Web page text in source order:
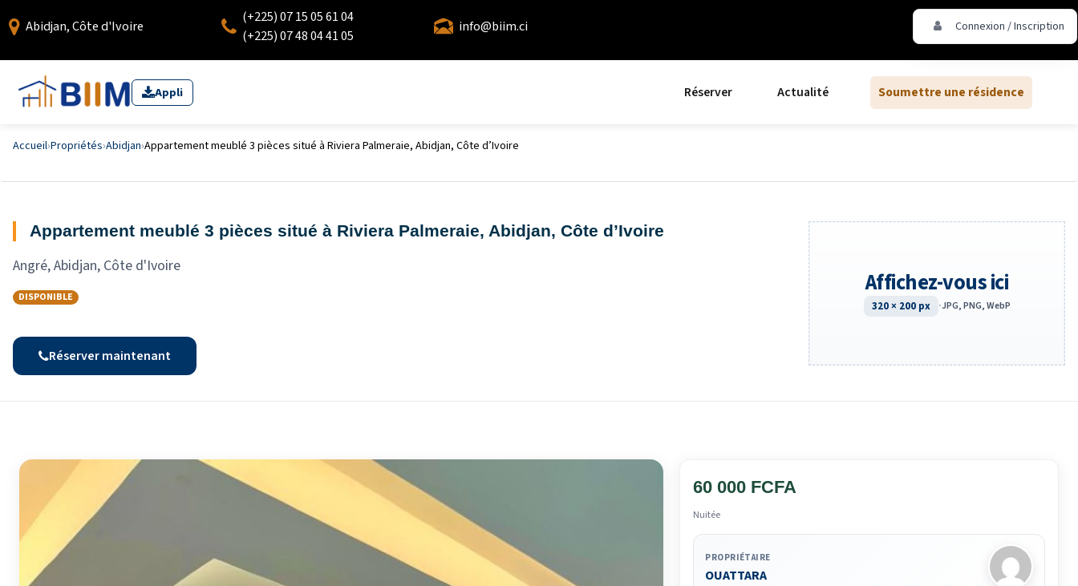
Abidjan, Côte d'Ivoire
(+225) 07 15 05 61 04
(+225) 07 48 04 41 05
info@biim.ci Connexion / Inscription
Appli Réserver Actualité Soumettre une résidence
Accueil›Propriétés›Abidjan›Appartement meublé 3 pièces situé à Riviera Palmeraie, Abidjan, Côte d’Ivoire
Appartement meublé 3 pièces situé à Riviera Palmeraie, Abidjan, Côte d’Ivoire
Angré, Abidjan, Côte d'Ivoire
DISPONIBLE
Réserver maintenant
Affichez-vous ici
320 × 200 px ·JPG, PNG, WebP
60 000 FCFA
Nuitée
PROPRIÉTAIRE
OUATTARA